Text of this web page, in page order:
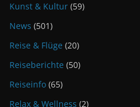
Kunst & Kultur (59)
News (501)
Reise & Flüge (20)
Reiseberichte (50)
Reiseinfo (65)
Relax & Wellness (2)